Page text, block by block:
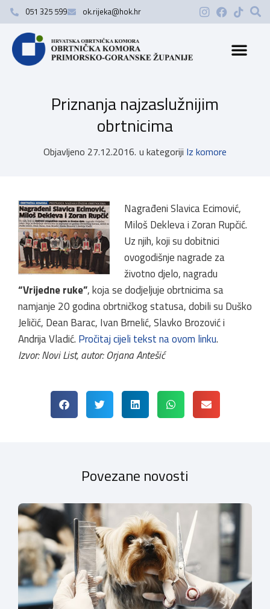
051 325 599 ok.rijeka@hok.hr
Priznanja najzaslužnijim
obrtnicima
Objavljeno 27.12.2016. u kategoriji Iz komore
Nagrađeni Slavica Ecimović,
Miloš Dekleva i Zoran Rupčić.
Uz njih, koji su dobitnici
ovogodišnje nagrade za
životno djelo, nagradu
“Vrijedne ruke”, koja se dodjeljuje obrtnicima sa
namjanje 20 godina obrtničkog statusa, dobili su Duško
Jeličić, Dean Barac, Ivan Brnelić, Slavko Brozović i
Andrija Vladić. Pročitaj cijeli tekst na ovom linku.
Izvor: Novi List, autor: Orjana Antešić
Povezane novosti